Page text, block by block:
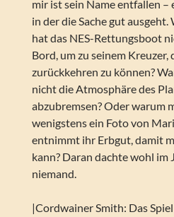
mir ist sein Name entfallen –
in der die Sache gut ausgeht.
hat das NES-Rettungsboot
Bord, um zu seinem Kreuzer,
zurückkehren zu können?
nicht die Atmosphäre des
abzubremsen? Oder warum
wenigstens ein Foto von
entnimmt ihr Erbgut, damit
kann? Daran dachte wohl im
niemand.
|Cordwainer Smith: Das